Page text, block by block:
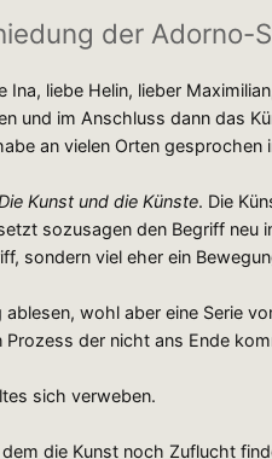
der Adorno-
liebe Helin, lieber
im Anschluss dann das
an vielen Orten gesprochen
Kunst und die Künste. Die
sozusagen den Begriff neu
sondern viel eher ein
wohl aber eine Serie
Prozess der nicht ans Ende
sich verweben.
die Kunst noch Zuflucht